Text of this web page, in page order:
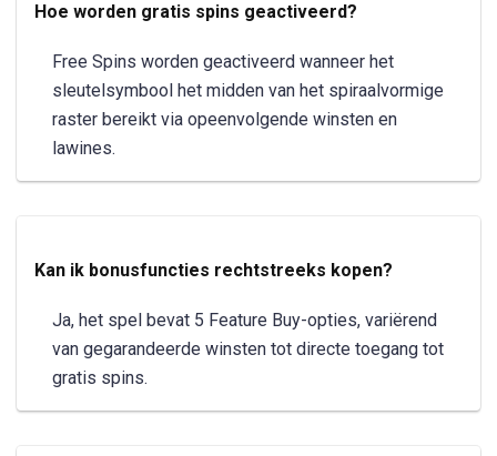
Hoe worden gratis spins geactiveerd?
Free Spins worden geactiveerd wanneer het
sleutelsymbool het midden van het spiraalvormige
raster bereikt via opeenvolgende winsten en
lawines.
Kan ik bonusfuncties rechtstreeks kopen?
Ja, het spel bevat 5 Feature Buy-opties, variërend
van gegarandeerde winsten tot directe toegang tot
gratis spins.